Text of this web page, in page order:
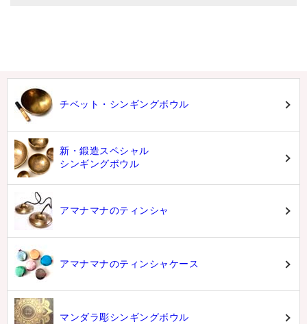
チベット・シンギングボウル
新・鍛造スペシャル
シンギングボウル
アマナマナのティンシャ
アマナマナのティンシャケース
マンダラ彫シンギングボウル